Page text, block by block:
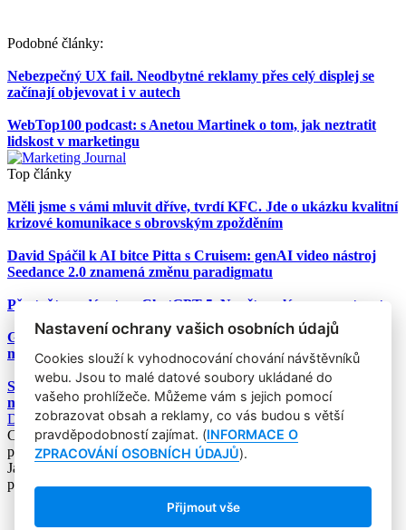
Podobné články:
Nebezpečný UX fail. Neodbytné reklamy přes celý displej se
začínají objevovat i v autech
WebTop100 podcast: s Anetou Martinek o tom, jak neztratit
lidskost v marketingu
Top články
Měli jsme s vámi mluvit dříve, tvrdí KFC. Jde o ukázku kvalitní
krizové komunikace s obrovským zpožděním
David Spáčil k AI bitce Pitta s Cruisem: genAI video nástroj
Seedance 2.0 znamená změnu paradigmatu
Přestaňte nadávat na ChatGPT-5. Naučte se lépe promptovat
Google Nano Banana nabízí dosud největší potenciál pro
marketing mezi genAI modely pro tvorbu obrázků
Studie: Využívání generativní AI mezi spotřebiteli při online
nakupování prudce roste
Další článek
Copyright © 2004-2020 Focus Agency, s.r.o. Plné znění licenčních
podmínek. ISSN 1803-957X
Jakékoliv publikování, přebírání nebo šíření obsahu je bez
písemného souhlasu Focus Agency, s.r.o. zakázáno.
Nastavení ochrany vašich osobních údajů
Cookies slouží k vyhodnocování chování návštěvníků
webu. Jsou to malé datové soubory ukládané do
vašeho prohlížeče. Můžeme vám s jejich pomocí
zobrazovat obsah a reklamy, co vás budou s větší
pravděpodobností zajímat. (INFORMACE O
ZPRACOVÁNÍ OSOBNÍCH ÚDAJŮ).
Přijmout vše